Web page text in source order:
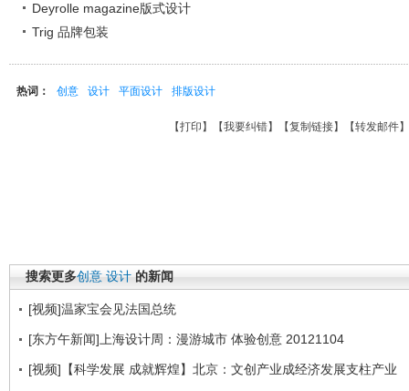
Deyrolle magazine版式设计
Trig 品牌包装
热词： 创意 设计 平面设计 排版设计
【打印 】【我要纠错】【复制链接】【转发邮件
搜索更多创意 设计 的新闻
[视频]温家宝会见法国总统
[东方午新闻]上海设计周：漫游城市 体验创意 20121104
[视频]【科学发展 成就辉煌】北京：文创产业成经济发展支柱产业